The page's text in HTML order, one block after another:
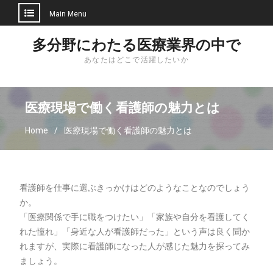
Main Menu
多分野にわたる医療業界の中で
あなたはどこで活躍したいか
医療現場で働く看護師の魅力とは
Home 医療現場で働く看護師の魅力とは
看護師を仕事に選ぶきっかけはどのようなことなのでしょう
か。
「医療関係で手に職をつけたい」「家族や自分を看護してく
れた憧れ」「身近な人が看護師だった」という声は良く聞か
れますが、実際に看護師になった人が感じた魅力を探ってみ
ましょう。